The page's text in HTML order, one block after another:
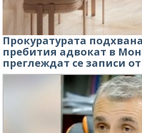
Прокуратурата
пребития адвокат в
преглеждат се записи